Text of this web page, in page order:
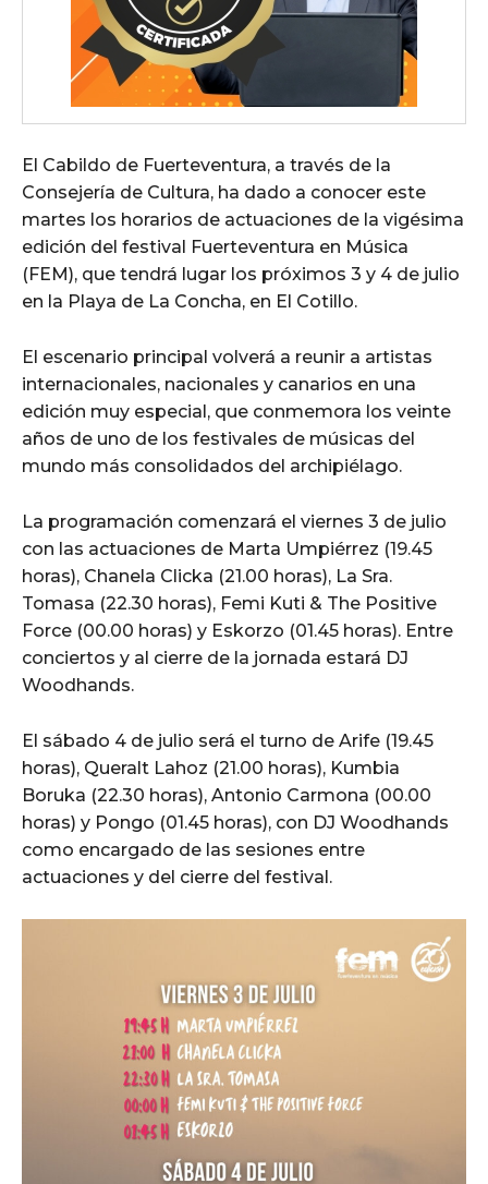
El Cabildo de Fuerteventura, a través de la
Consejería de Cultura, ha dado a conocer este
martes los horarios de actuaciones de la vigésima
edición del festival Fuerteventura en Música
(FEM), que tendrá lugar los próximos 3 y 4 de julio
en la Playa de La Concha, en El Cotillo.
El escenario principal volverá a reunir a artistas
internacionales, nacionales y canarios en una
edición muy especial, que conmemora los veinte
años de uno de los festivales de músicas del
mundo más consolidados del archipiélago.
La programación comenzará el viernes 3 de julio
con las actuaciones de Marta Umpiérrez (19.45
horas), Chanela Clicka (21.00 horas), La Sra.
Tomasa (22.30 horas), Femi Kuti & The Positive
Force (00.00 horas) y Eskorzo (01.45 horas). Entre
conciertos y al cierre de la jornada estará DJ
Woodhands.
El sábado 4 de julio será el turno de Arife (19.45
horas), Queralt Lahoz (21.00 horas), Kumbia
Boruka (22.30 horas), Antonio Carmona (00.00
horas) y Pongo (01.45 horas), con DJ Woodhands
como encargado de las sesiones entre
actuaciones y del cierre del festival.